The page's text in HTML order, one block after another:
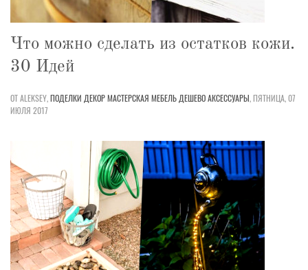
Что можно сделать из остатков кожи.
30 Идей
ОТ ALEKSEY,ПОДЕЛКИ ДЕКОРМАСТЕРСКАЯ МЕБЕЛЬ ДЕШЕВОАКСЕССУАРЫ,ПЯТНИЦА, 07
ИЮЛЯ 2017